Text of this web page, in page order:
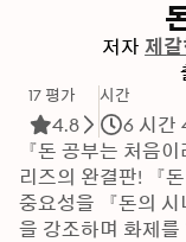
저자 제
17 평가
4.8
시간
6 시간
『돈 공부는 처음
리즈의 완결판! 『
중요성을 『돈의 시
을 강조하며 화제